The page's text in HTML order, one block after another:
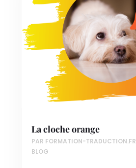
La cloche orange
PAR FORMATION-TRADUCTION.FR
BLOG